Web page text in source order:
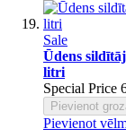
Sale
Ūdens
litri
Special Price
Pievienot
Pievienot